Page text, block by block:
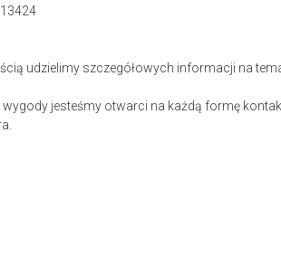
udzielimy szczegółowych informacji na
wygody jesteśmy otwarci na każdą formę